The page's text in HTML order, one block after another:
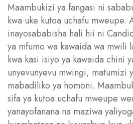
Maambukizi ya fangasi ni
kwa uke kutoa uchafu mweupe.
inayosababisha hali hii ni
ya mfumo wa kawaida wa mwili
kwa kasi isiyo ya kawaida chini
unyevunyevu mwingi, matumizi
mabadiliko ya homoni.
sifa ya kutoa uchafu mweupe
yanayofanana na maziwa